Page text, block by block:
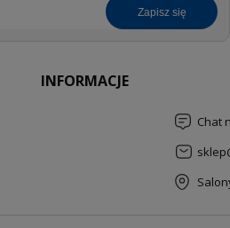
zapisz się
INFORMACJE
Chat